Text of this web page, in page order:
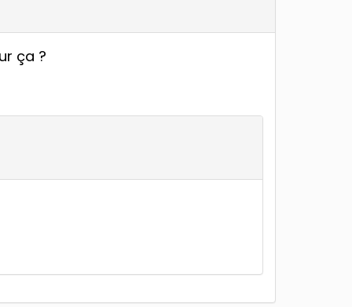
ça ?